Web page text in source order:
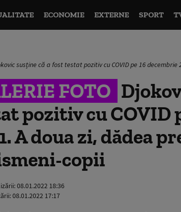
ECONOMIE EXTERNE SPORT
susține că a fost testat pozitiv cu COVID pe 16
FOTO
pozitiv cu COVID
A doua zi, dădea
copii
08.01.2022 18:36
08.01.2022 17:17